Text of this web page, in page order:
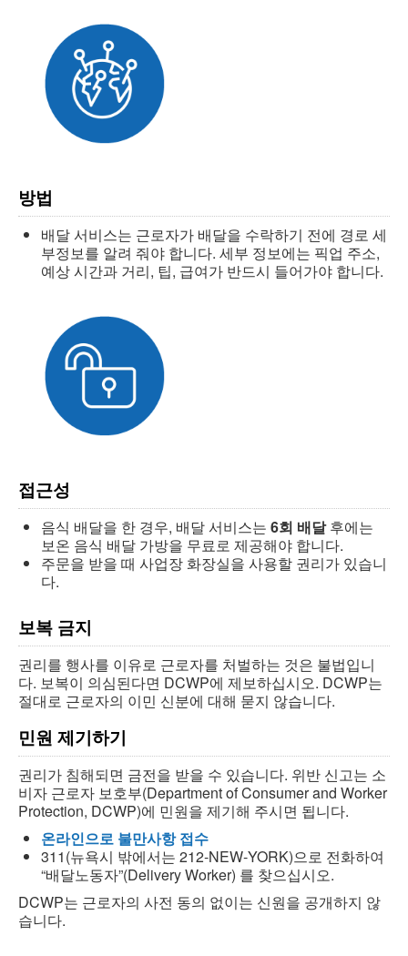
방법
배달 서비스는 근로자가 배달을 수락하기 전에 경로 세
부정보를 알려 줘야 합니다. 세부 정보에는 픽업 주소,
예상 시간과 거리, 팁, 급여가 반드시 들어가야 합니다.
접근성
음식 배달을 한 경우, 배달 서비스는 6회 배달후에는
보온 음식 배달 가방을 무료로 제공해야 합니다.
주문을 받을 때 사업장 화장실을 사용할 권리가 있습니
다.
보복 금지
권리를 행사를 이유로 근로자를 처벌하는 것은 불법입니
다. 보복이 의심된다면 DCWP에 제보하십시오. DCWP는
절대로 근로자의 이민 신분에 대해 묻지 않습니다.
민원 제기하기
권리가 침해되면 금전을 받을 수 있습니다. 위반 신고는 소
비자 근로자 보호부(Department of Consumer and Worker
Protection, DCWP)에 민원을 제기해 주시면 됩니다.
온라인으로 불만사항 접수
311(뉴욕시 밖에서는 212‑NEW‑YORK)으로 전화하여
“배달노동자”(Delivery Worker) 를 찾으십시오.
DCWP는 근로자의 사전 동의 없이는 신원을 공개하지 않
습니다.